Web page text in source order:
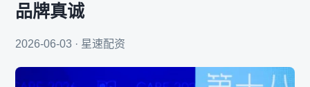
品牌真诚
2026-06-03 · 星速配资